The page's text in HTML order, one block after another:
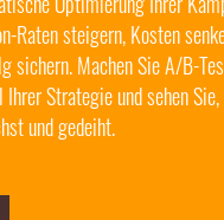
Raten steigern, Kosten
sichern. Machen Sie A/B-
Strategie und sehen
und gedeiht.